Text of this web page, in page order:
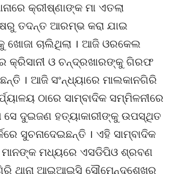
କ୍ରୀଷ୍ଣାଙ୍କ ମା ଏତଲା
ତଦନ୍ତ ଆରମ୍ଭ କରା ଯାଇ
ଚାଲିଥିଲା । ଆଜି ଓରକେଲ
କ୍ରିସାନୀ ଓ ଚନ୍ଦ୍ରଖାରଙ୍କୁ ଗିରଫ
। ଆଜି ସଂନ୍ଧ୍ୟାରେ ମାଲକାନଗିରି
ଠାରେ ସାମ୍ବାଦିକ ସମ୍ମିଳନୀରେ
ସେ ଦୁଇଜଣ ହତ୍ୟାକାରୀଙ୍କୁ ଉପସ୍ଥିତ
ସୁଚନାଦେଇଛନ୍ତି । ଏହି ସାମ୍ବାଦିକ
ମାନଙ୍କ ମଧ୍ୟରେ ଏସଡିପିଓ ଶ୍ରବଣ
ଥାନା ଆଇଆଇସି ସୌମେନ୍ଦୁଶେଖର